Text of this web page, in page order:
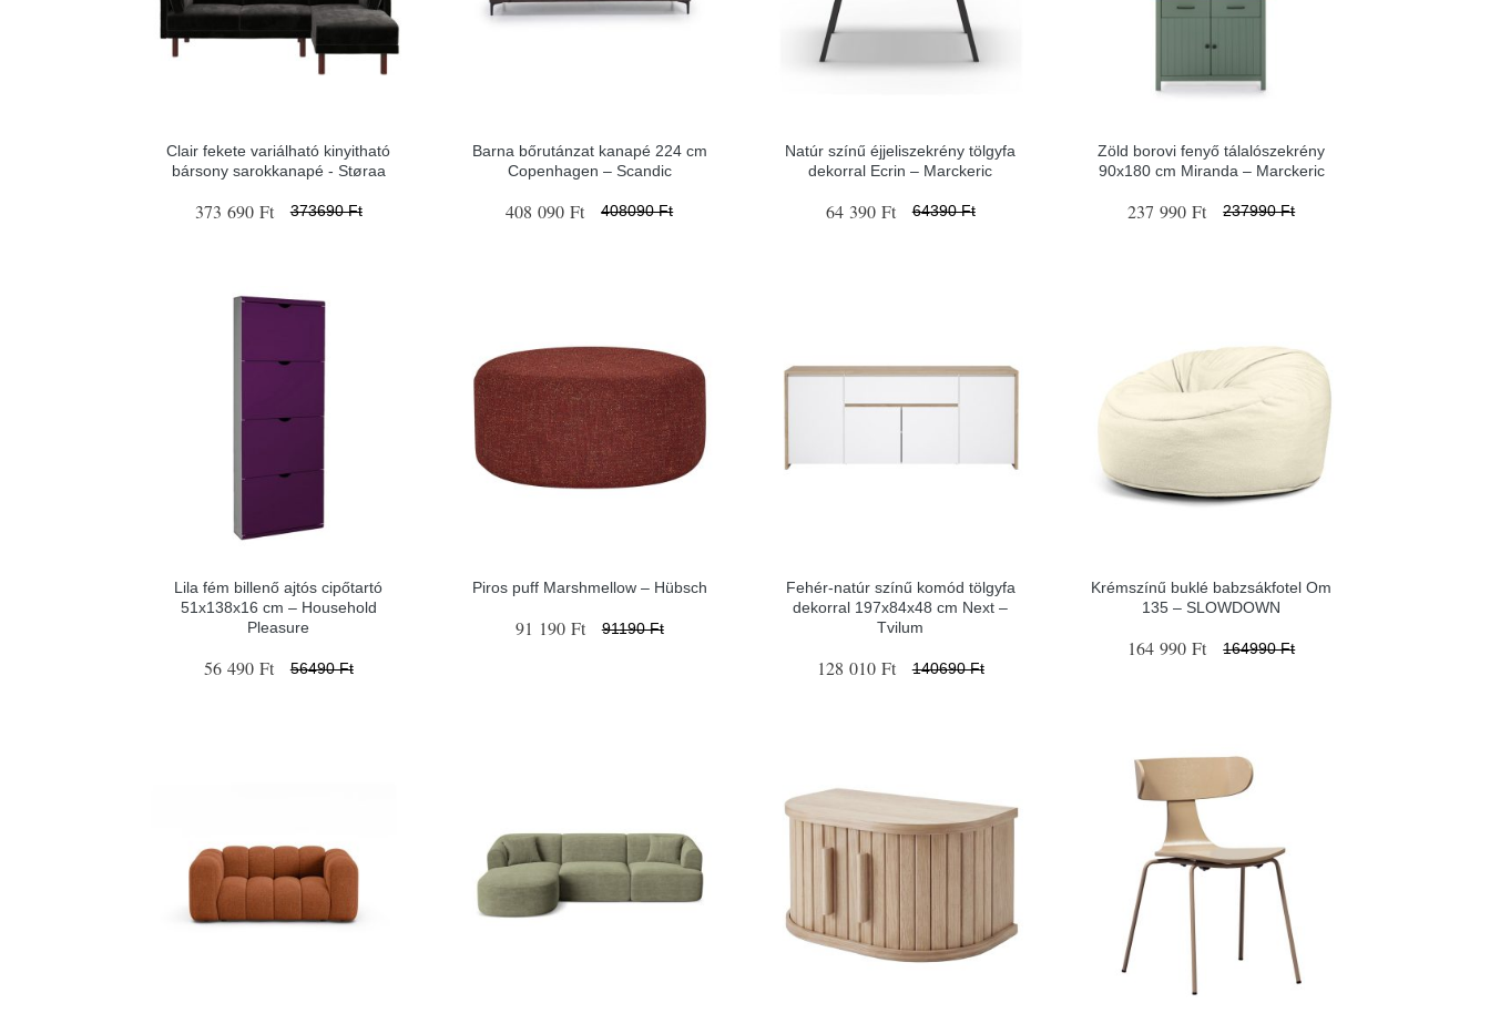
Clair fekete variálható kinyitható
bársony sarokkanapé - Støraa
373 690 Ft 373690 Ft
Barna bőrutánzat kanapé 224 cm
Copenhagen – Scandic
408 090 Ft 408090 Ft
Natúr színű éjjeliszekrény tölgyfa
dekorral Ecrin – Marckeric
64 390 Ft 64390 Ft
Zöld borovi fenyő tálalószekrény
90x180 cm Miranda – Marckeric
237 990 Ft 237990 Ft
Lila fém billenő ajtós cipőtartó
51x138x16 cm – Household
Pleasure
56 490 Ft 56490 Ft
Piros puff Marshmellow – Hübsch
91 190 Ft 91190 Ft
Fehér-natúr színű komód tölgyfa
dekorral 197x84x48 cm Next –
Tvilum
128 010 Ft 140690 Ft
Krémszínű buklé babzsákfotel Om
135 – SLOWDOWN
164 990 Ft 164990 Ft